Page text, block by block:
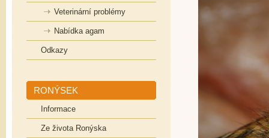
Veterinární problémy
Nabídka agam
Odkazy
RONÝSEK
Informace
Ze života Ronýska